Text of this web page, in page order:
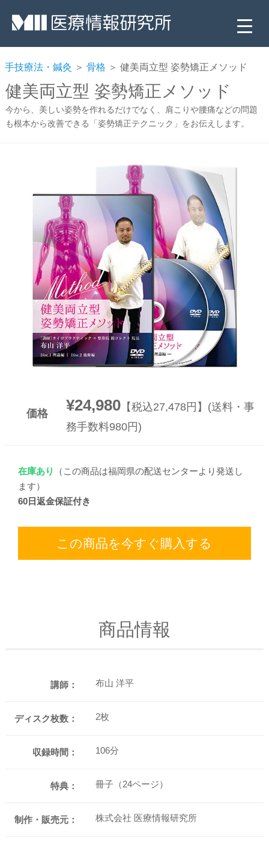
手技療法・鍼灸 ＞ 骨格 ＞ 健美両立型 姿勢矯正メソッド
健美両立型 姿勢矯正メソッド
今から、美しい姿勢を作れるだけでなく、肩こりや腰痛などの問題
も根本から改善できる「姿勢矯正テクニック」をお伝えします。
価格 ¥24,980【税込27,478円】(送料・事
務手数料980円)
在庫あり
（この商品は福岡県の配送センターより発送し
ます）
60日返金保証付き
この商品を今すぐ購入する
商品情報
講師： 布山 洋平
ディスク枚数： 2枚
収録時間： 106分
特典： 冊子（24ページ）
制作・販売元： 株式会社 医療情報研究所